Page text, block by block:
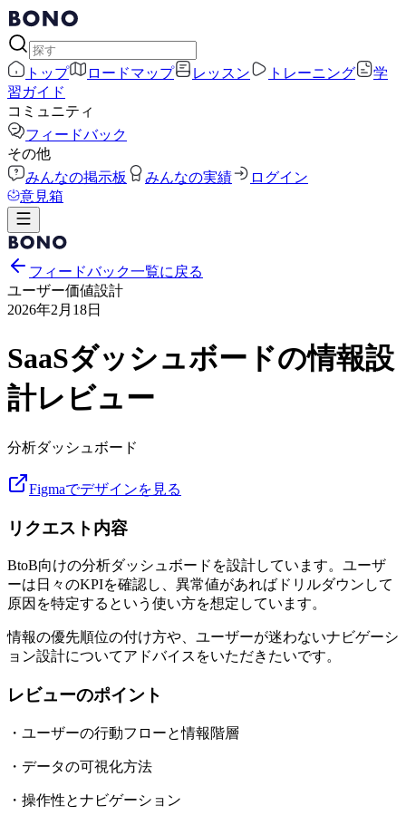
トップ ロードマップ レッスン トレーニング
学
習ガイド
コミュニティ
フィードバック
その他
みんなの掲示板
みんなの実績
ログイン
意見箱
フィードバック一覧に戻る
ユーザー価値設計
2026年2月18日
SaaSダッシュボードの情報設
計レビュー
分析ダッシュボード
Figmaでデザインを見る
リクエスト内容
BtoB向けの分析ダッシュボードを設計しています。ユーザ
ーは日々のKPIを確認し、異常値があればドリルダウンして
原因を特定するという使い方を想定しています。
情報の優先順位の付け方や、ユーザーが迷わないナビゲーシ
ョン設計についてアドバイスをいただきたいです。
レビューのポイント
・ユーザーの行動フローと情報階層
・データの可視化方法
・操作性とナビゲーション